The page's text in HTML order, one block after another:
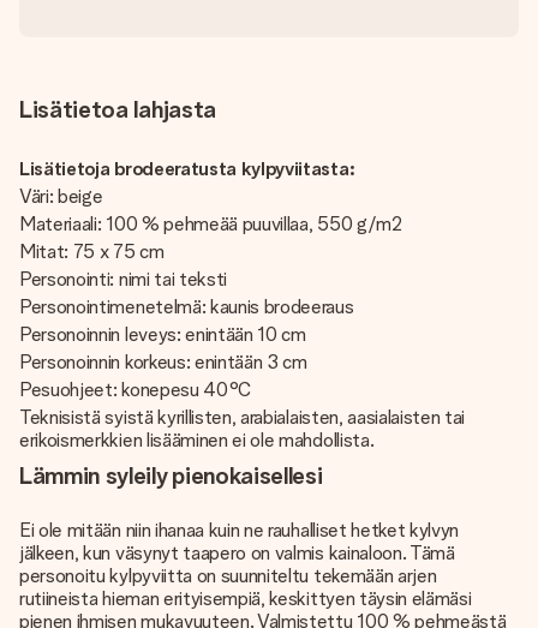
Lisätietoa lahjasta
Lisätietoja brodeeratusta kylpyviitasta:
Väri: beige
Materiaali: 100 % pehmeää puuvillaa, 550 g/m2
Mitat: 75 x 75 cm
Personointi: nimi tai teksti
Personointimenetelmä: kaunis brodeeraus
Personoinnin leveys: enintään 10 cm
Personoinnin korkeus: enintään 3 cm
Pesuohjeet: konepesu 40°C
Teknisistä syistä kyrillisten, arabialaisten, aasialaisten tai
erikoismerkkien lisääminen ei ole mahdollista.
Lämmin syleily pienokaisellesi
Ei ole mitään niin ihanaa kuin ne rauhalliset hetket kylvyn
jälkeen, kun väsynyt taapero on valmis kainaloon. Tämä
personoitu kylpyviitta on suunniteltu tekemään arjen
rutiineista hieman erityisempiä, keskittyen täysin elämäsi
pienen ihmisen mukavuuteen. Valmistettu 100 % pehmeästä